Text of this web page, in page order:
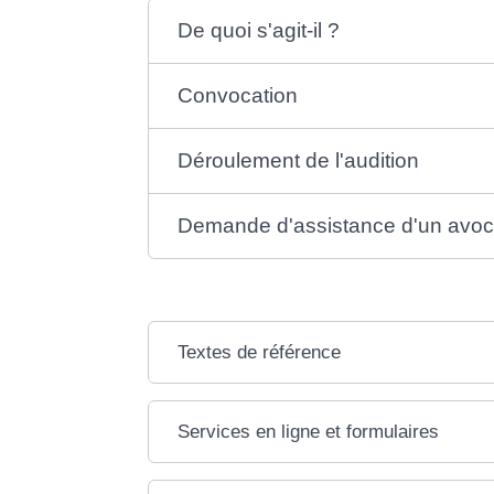
De quoi s'agit-il ?
Convocation
Déroulement de l'audition
Demande d'assistance d'un
Textes de référence
Services en ligne et formulaires